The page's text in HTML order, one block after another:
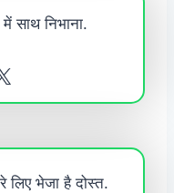
साथ निभाना.
लिए भेजा है दोस्त.